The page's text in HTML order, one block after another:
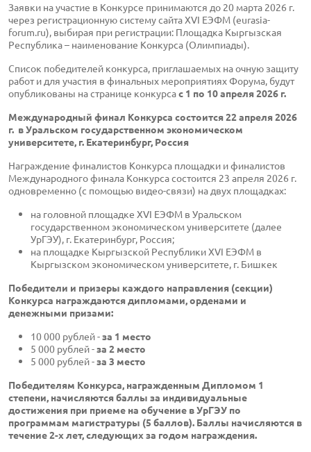
Заявки на участие в Конкурсе принимаются до 20 марта 2026 г.
через регистрационную систему сайта XVI ЕЭФМ (eurasia-
forum.ru), выбирая при регистрации: Площадка Кыргызская
Республика – наименование Конкурса (Олимпиады).
Список победителей конкурса, приглашаемых на очную защиту
работ и для участия в финальных мероприятиях Форума, будут
опубликованы на странице конкурсаc 1 по 10 апреля 2026 г.
Международный финал Конкурса состоится 22 апреля 2026
г. в Уральском государственном экономическом
университете, г. Екатеринбург, Россия
Награждение финалистов Конкурса площадки и финалистов
Международного финала Конкурса состоится 23 апреля 2026 г.
одновременно (с помощью видео-связи) на двух площадках:
на головной площадке XVI ЕЭФМ в Уральском
государственном экономическом университете (далее
УрГЭУ), г. Екатеринбург, Россия;
на площадке Кыргызской Республики XVI ЕЭФМ в
Кыргызском экономическом университете, г. Бишкек
Победители и призеры каждого направления (секции)
Конкурса награждаются дипломами, орденами и
денежными призами:
10 000 рублей -за 1 место
5 000 рублей -за 2 место
5 000 рублей -за 3 место
Победителям Конкурса, награжденным Дипломом 1
степени, начисляются баллы за индивидуальные
достижения при приеме на обучение в УрГЭУ по
программам магистратуры (5 баллов). Баллы начисляются в
течение 2-х лет, следующих за годом награждения.